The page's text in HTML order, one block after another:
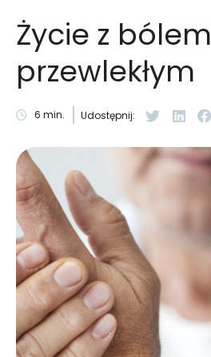
Życie z bólem
przewlekłym
6 min. Udostępnij: